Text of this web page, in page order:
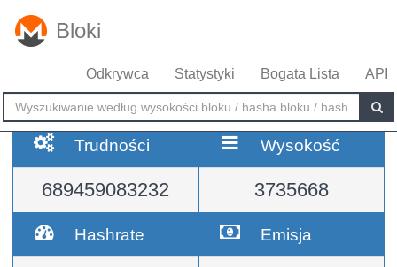
Bloki
Odkrywca Statystyki Bogata Lista API
Trudności
689459083232
Wysokość
3735668
Hashrate Emisja